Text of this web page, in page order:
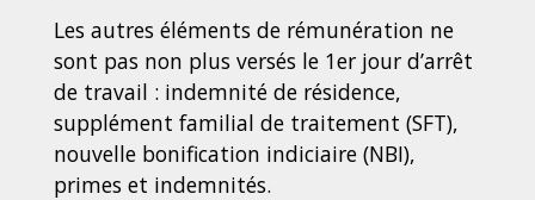
Les autres éléments de rémunération ne
sont pas non plus versés le 1er jour d’arrêt
de travail : indemnité de résidence,
supplément familial de traitement (SFT),
nouvelle bonification indiciaire (NBI),
primes et indemnités.